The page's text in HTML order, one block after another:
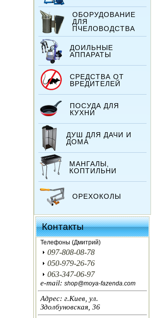
ОБОРУДОВАНИЕ
ДЛЯ
ПЧЕЛОВОДСТВА
ДОИЛЬНЫЕ
АППАРАТЫ
СРЕДСТВА ОТ
ВРЕДИТЕЛЕЙ
ПОСУДА ДЛЯ
КУХНИ
ДУШ ДЛЯ ДАЧИ И
ДОМА
МАНГАЛЫ,
КОПТИЛЬНИ
ОРЕХОКОЛЫ
ИНКУБАТОРЫ
ЗЕРНОДРОБИЛКИ
КОРМОРЕЗКИ
СОЛОМОРЕЗКИ
АВТОКЛАВЫ
Контакты
Телефоны (Дмитрий)
097-808-08-78
050-979-26-76
063-347-06-97
e-mail:shop@moya-fazenda.com
Адрес: г.Киев, ул.
Здолбуновская, 36